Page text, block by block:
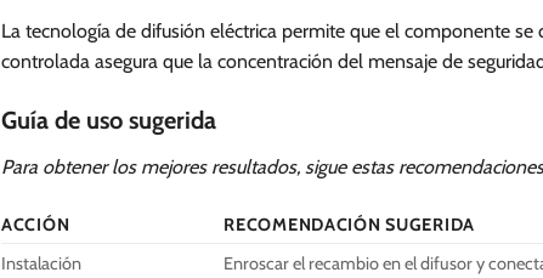
La tecnología de difusión eléctrica permite que el componente
controlada asegura que la concentración del mensaje de
Guía de uso sugerida
Para obtener los mejores resultados, sigue estas
ACCIÓN
RECOMENDACIÓN SUGERIDA
Instalación
Enroscar el recambio en el difusor y